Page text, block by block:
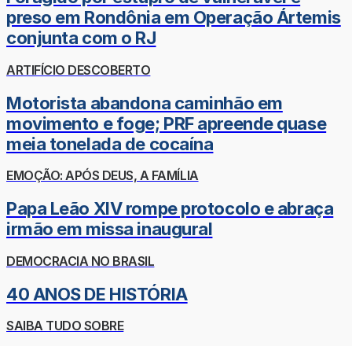
preso em Rondônia em Operação Ártemis
conjunta com o RJ
ARTIFÍCIO DESCOBERTO
Motorista abandona caminhão em
movimento e foge; PRF apreende quase
meia tonelada de cocaína
EMOÇÃO: APÓS DEUS, A FAMÍLIA
Papa Leão XIV rompe protocolo e abraça
irmão em missa inaugural
DEMOCRACIA NO BRASIL
40 ANOS DE HISTÓRIA
SAIBA TUDO SOBRE